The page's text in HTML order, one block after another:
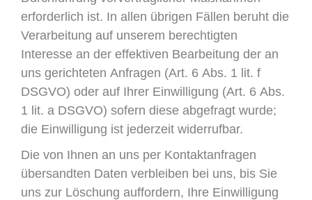
erforderlich ist. In allen übrigen Fällen beruht die
Verarbeitung auf unserem berechtigten
Interesse an der effektiven Bearbeitung der an
uns gerichteten Anfragen (Art. 6 Abs. 1 lit. f
DSGVO) oder auf Ihrer Einwilligung (Art. 6 Abs.
1 lit. a DSGVO) sofern diese abgefragt wurde;
die Einwilligung ist jederzeit widerrufbar.
Die von Ihnen an uns per Kontaktanfragen
übersandten Daten verbleiben bei uns, bis Sie
uns zur Löschung auffordern, Ihre Einwilligung